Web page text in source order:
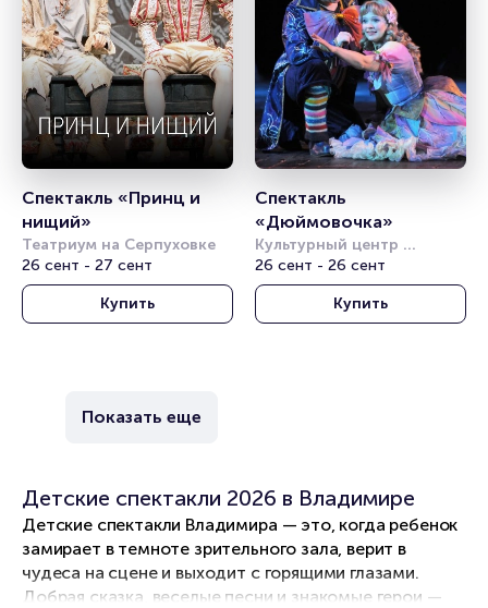
Спектакль «Принц и
нищий»
Театриум на Серпуховке
26 сент - 27 сент
Купить
Спектакль
«Дюймовочка»
Культурный центр
"Вдохновение"
26 сент - 26 сент
Купить
Показать еще
Детские спектакли 2026 в Владимире
Детские спектакли Владимира — это, когда ребенок
замирает в темноте зрительного зала, верит в
чудеса на сцене и выходит с горящими глазами.
Добрая сказка, веселые песни и знакомые герои —